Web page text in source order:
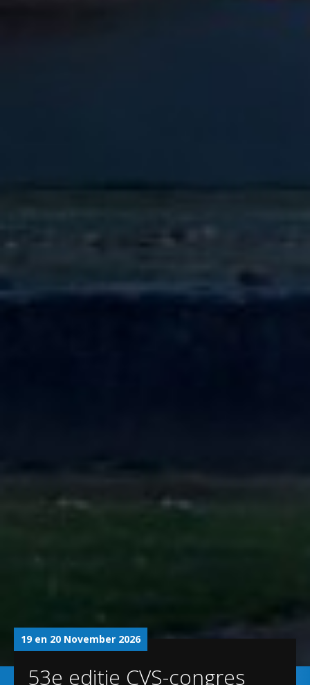
19 en 20 November 2026
53e editie CVS-congres